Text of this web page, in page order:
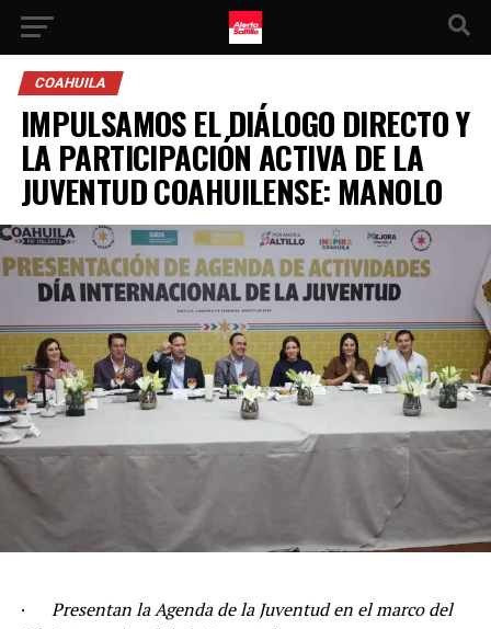
COAHUILA
IMPULSAMOS EL DIÁLOGO DIRECTO Y
LA PARTICIPACIÓN ACTIVA DE LA
JUVENTUD COAHUILENSE: MANOLO
· Presentan la Agenda de la Juventud en el marco del